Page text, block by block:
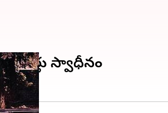
కార్లు స్వాధీనం